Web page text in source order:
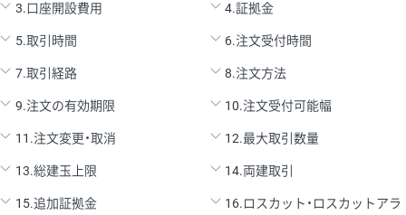
3.口座開設費用 4.証拠金
5.取引時間 6.注文受付時間
7.取引経路 8.注文方法
9.注文の有効期限 10.注文受付可能幅
11.注文変更・取消 12.最大取引数量
13.総建玉上限 14.両建取引
15.追加証拠金
16.ロスカット・ロスカットアラ